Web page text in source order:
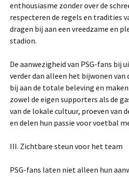
enthousiasme zonder over de
respecteren de regels en tradities
dragen bij aan een vreedzame en
stadion.
De aanwezigheid van PSG-fans bij
verder dan alleen het bijwonen van
bij aan de totale beleving en
zowel de eigen supporters als de
van de lokale cultuur, proeven van
en delen hun passie voor voetbal
III. Zichtbare steun voor het team
PSG-fans laten niet alleen hun